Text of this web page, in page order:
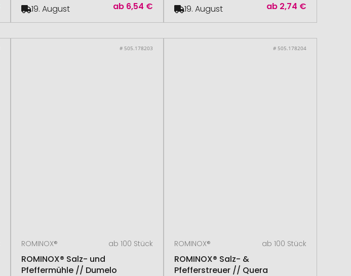
ab 6,54 €
19. August ab 2,74 €
19. August
# 505.178203
ROMINOX® ab 100 Stück
ROMINOX® Salz- und
Pfeffermühle // Dumelo
# 505.178204
ROMINOX® ab 100 Stück
ROMINOX® Salz- &
Pfefferstreuer // Quera